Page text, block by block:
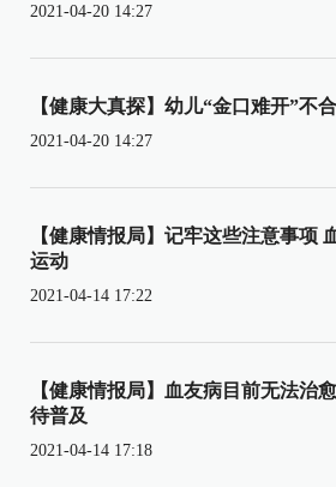
2021-04-20 14:27
【健康大真探】幼儿“金口难开”不
2021-04-20 14:27
【健康情报局】记牢这些注意事项
运动
2021-04-14 17:22
【健康情报局】血友病目前无法治
待普及
2021-04-14 17:18